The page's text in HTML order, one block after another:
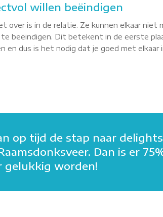
willen beëindigen
is in de relatie. Ze kunnen elkaar niet
beëindigen. Dit betekent in de eerste
en dus is het nodig dat je goed met elkaar
op tijd de stap naar
Dan is er
gelukkig worden!